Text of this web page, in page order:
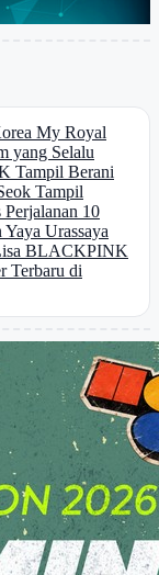
My Royal
yang Selalu
Tampil Berani
Tampil
10
Urassaya
BLACKPINK
Terbaru di